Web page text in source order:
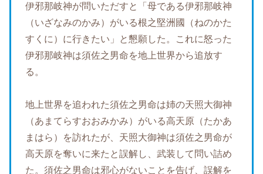
伊邪那岐神が問いただすと「母である伊邪那岐神
（いざなみのかみ）がいる根之堅洲國（ねのかた
すくに）に行きたい」と懇願した。これに怒った
伊邪那岐神は須佐之男命を地上世界から追放す
る。
地上世界を追われた須佐之男命は姉の天照大御神
（あまてらすおおみかみ）がいる高天原（たかあ
まはら）を訪れたが、天照大御神は須佐之男命が
高天原を奪いに来たと誤解し、武装して問い詰め
た。須佐之男命は邪心がないことを告げ、誤解を